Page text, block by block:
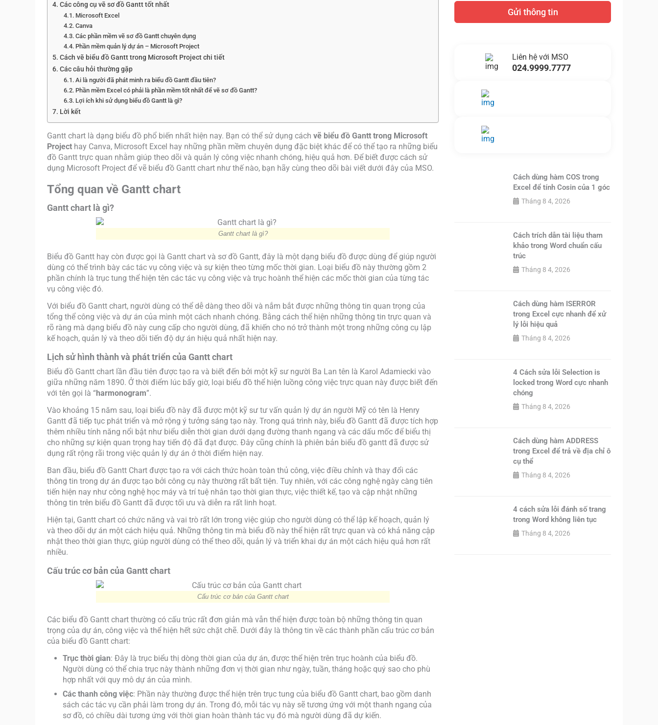
Các công cụ vẽ sơ đồ Gantt tốt nhất
Microsoft Excel
Canva
Các phần mềm vẽ sơ đồ Gantt chuyên dụng
Phần mềm quản lý dự án – Microsoft Project
Cách vẽ biểu đồ Gantt trong Microsoft Project chi tiết
Các câu hỏi thường gặp
Ai là người đã phát minh ra biểu đồ Gantt đầu tiên?
Phần mềm Excel có phải là phần mềm tốt nhất để vẽ sơ đồ Gantt?
Lợi ích khi sử dụng biểu đồ Gantt là gì?
Lời kết
Gantt chart là dạng biểu đồ phổ biến nhất hiện nay. Bạn có thể sử dụng cách vẽ biểu đồ Gantt trong Microsoft
Project hay Canva, Microsoft Excel hay những phần mềm chuyên dụng đặc biệt khác để có thể tạo ra những biểu
đồ Gantt trực quan nhằm giúp theo dõi và quản lý công việc nhanh chóng, hiệu quả hơn. Để biết được cách sử
dụng Microsoft Project để vẽ biểu đồ Gantt chart như thế nào, bạn hãy cùng theo dõi bài viết dưới đây của MSO.
Tổng quan về Gantt chart
Gantt chart là gì?
Gantt chart là gì?
Biểu đồ Gantt hay còn được gọi là Gantt chart và sơ đồ Gantt, đây là một dạng biểu đồ được dùng để giúp người
dùng có thể trình bày các tác vụ công việc và sự kiện theo từng mốc thời gian. Loại biểu đồ này thường gồm 2
phần chính là trục tung thể hiện tên các tác vụ công việc và trục hoành thể hiện các mốc thời gian của từng tác
vụ công việc đó.
Với biểu đồ Gantt chart, người dùng có thể dễ dàng theo dõi và nắm bắt được những thông tin quan trọng của
tổng thể công việc và dự án của mình một cách nhanh chóng. Bằng cách thể hiện những thông tin trực quan và
rõ ràng mà dạng biểu đồ này cung cấp cho người dùng, đã khiến cho nó trở thành một trong những công cụ lập
kế hoạch, quản lý và theo dõi tiến độ dự án hiệu quả nhất hiện nay.
Lịch sử hình thành và phát triển của Gantt chart
Biểu đồ Gantt chart lần đầu tiên được tạo ra và biết đến bởi một kỹ sư người Ba Lan tên là Karol Adamiecki vào
giữa những năm 1890. Ở thời điểm lúc bấy giờ, loại biểu đồ thể hiện luồng công việc trực quan này được biết đến
với tên gọi là “harmonogram”.
Vào khoảng 15 năm sau, loại biểu đồ này đã được một kỹ sư tư vấn quản lý dự án người Mỹ có tên là Henry
Gantt đã tiếp tục phát triển và mở rộng ý tưởng sáng tạo này. Trong quá trình này, biểu đồ Gantt đã được tích hợp
thêm nhiều tính năng nổi bật như biểu diễn thời gian dưới dạng đường thanh ngang và các dấu mốc để biểu thị
cho những sự kiện quan trọng hay tiến độ đã đạt được. Đây cũng chính là phiên bản biểu đồ gantt đã được sử
dụng rất rộng rãi trong việc quản lý dự án ở thời điểm hiện nay.
Ban đầu, biểu đồ Gantt Chart được tạo ra với cách thức hoàn toàn thủ công, việc điều chỉnh và thay đổi các
thông tin trong dự án được tạo bởi công cụ này thường rất bất tiện. Tuy nhiên, với các công nghệ ngày càng tiên
tiến hiện nay như công nghệ học máy và trí tuệ nhân tạo thời gian thực, việc thiết kế, tạo và cập nhật những
thông tin trên biểu đồ Gantt đã được tối ưu và diễn ra rất linh hoạt.
Hiện tại, Gantt chart có chức năng và vai trò rất lớn trong việc giúp cho người dùng có thể lập kế hoạch, quản lý
và theo dõi dự án một cách hiệu quả. Những thông tin mà biểu đồ này thể hiện rất trực quan và có khả năng cập
nhật theo thời gian thực, giúp người dùng có thể theo dõi, quản lý và triển khai dự án một cách hiệu quả hơn rất
nhiều.
Cấu trúc cơ bản của Gantt chart
Cấu trúc cơ bản của Gantt chart
Các biểu đồ Gantt chart thường có cấu trúc rất đơn giản mà vẫn thể hiện được toàn bộ những thông tin quan
trọng của dự án, công việc và thể hiện hết sức chặt chẽ. Dưới đây là thông tin về các thành phần cấu trúc cơ bản
của biểu đồ Gantt chart:
Trục thời gian: Đây là trục biểu thị dòng thời gian của dự án, được thể hiện trên trục hoành của biểu đồ.
Người dùng có thể chia trục này thành những đơn vị thời gian như ngày, tuần, tháng hoặc quý sao cho phù
hợp nhất với quy mô dự án của mình.
Các thanh công việc: Phần này thường được thể hiện trên trục tung của biểu đồ Gantt chart, bao gồm danh
sách các tác vụ cần phải làm trong dự án. Trong đó, mỗi tác vụ này sẽ tương ứng với một thanh ngang của
sơ đồ, có chiều dài tương ứng với thời gian hoàn thành tác vụ đó mà người dùng đã dự kiến.
Gửi thông tin
Liên hệ với MSO
024.9999.7777
Cách dùng hàm COS trong
Excel để tính Cosin của 1 góc
Tháng 8 4, 2026
Cách trích dẫn tài liệu tham
khảo trong Word chuẩn cấu
trúc
Tháng 8 4, 2026
Cách dùng hàm ISERROR
trong Excel cực nhanh để xử
lý lỗi hiệu quả
Tháng 8 4, 2026
4 Cách sửa lỗi Selection is
locked trong Word cực nhanh
chóng
Tháng 8 4, 2026
Cách dùng hàm ADDRESS
trong Excel để trả về địa chỉ ô
cụ thể
Tháng 8 4, 2026
4 cách sửa lỗi đánh số trang
trong Word không liên tục
Tháng 8 4, 2026